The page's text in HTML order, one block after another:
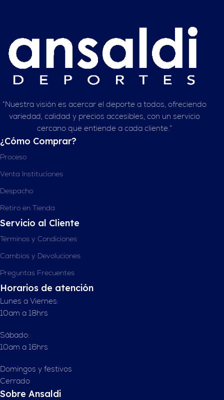
“Nuestra visión es acercar el deporte a todos, ofreciendo
variedad, calidad y precios accesibles, con un servicio
cercano que entiende a cada cliente.”
¿Cómo Comprar?
Proceso
Venta Instituciones
Despacho
Retiro en Tienda
Servicio al Cliente
Términos y Condiciones
Cambios y Devoluciones
Preguntas Frecuentes
Horarios de atención
Lunes a Viernes:
10am a 18hrs
Sábado:
10am a 16hrs
Domingos y festivos
Cerrado
Sobre Ansaldi